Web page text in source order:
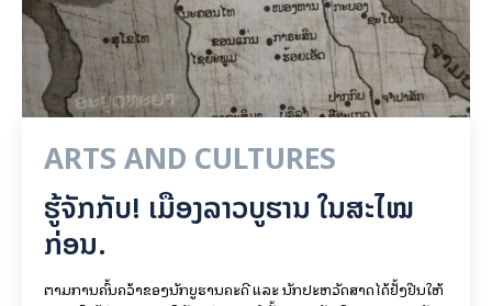
ARTS AND CULTURES
ຮູ້ຈັກກັບ! ເມືອງລາວບູຮານ ໃນສະໄໝ
ກ່ອນ.
ຕາມການຄົ້ນຄວ້າຂອງນັກບູຮານຄະດີ ແລະ ນັກປະຫວັດສາດໄດ້ຢັ້ງຢືນໃຫ້